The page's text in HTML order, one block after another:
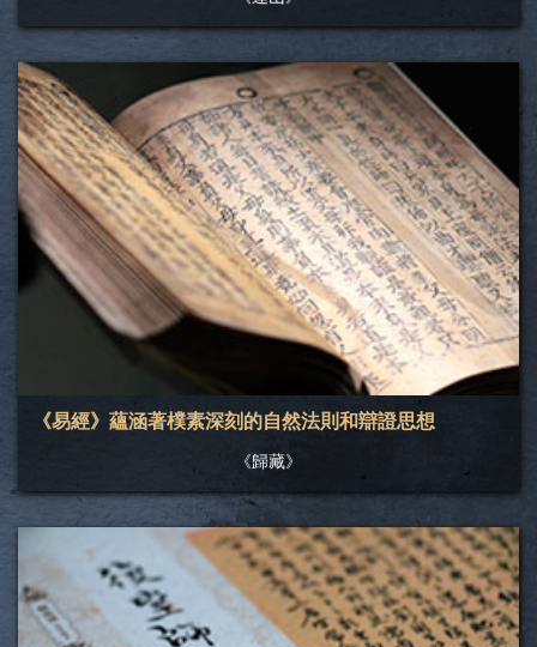
《易經》蘊涵著樸素深刻的自然法則和辯證思想
《歸藏》